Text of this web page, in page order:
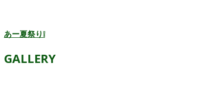
あー夏祭り❕
GALLERY